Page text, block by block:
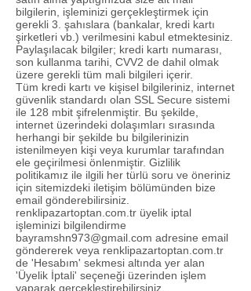
bilgilerin, işleminizi gerçekleştirmek için
gerekli 3. şahıslara (bankalar, kredi kartı
şirketleri vb.) verilmesini kabul etmektesiniz.
Paylaşılacak bilgiler; kredi kartı numarası,
son kullanma tarihi, CVV2 de dahil olmak
üzere gerekli tüm mali bilgileri içerir.
Tüm kredi kartı ve kişisel bilgileriniz, internet
güvenlik standardı olan SSL Secure sistemi
ile 128 mbit şifrelenmiştir. Bu şekilde,
internet üzerindeki dolaşımları sırasında
herhangi bir şekilde bu bilgilerinizin
istenilmeyen kişi veya kurumlar tarafından
ele geçirilmesi önlenmiştir. Gizlilik
politikamız ile ilgili her türlü soru ve öneriniz
için sitemizdeki iletişim bölümünden bize
email gönderebilirsiniz.
renklipazartoptan.com.tr üyelik iptal
işleminizi bilgilendirme
bayramshn973@gmail.com adresine email
göndererek veya renklipazartoptan.com.tr
de 'Hesabım' sekmesi altında yer alan
'Üyelik İptali' seçeneği üzerinden işlem
yaparak gerçekleştirebilirsiniz.